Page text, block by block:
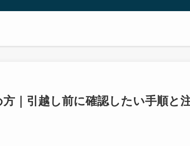
｜引越し前に確認したい手順と